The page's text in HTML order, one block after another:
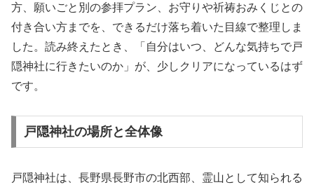
方、願いごと別の参拝プラン、お守りや祈祷おみくじとの
付き合い方までを、できるだけ落ち着いた目線で整理しま
した。読み終えたとき、「自分はいつ、どんな気持ちで戸
隠神社に行きたいのか」が、少しクリアになっているはず
です。
戸隠神社の場所と全体像
戸隠神社は、長野県長野市の北西部、霊山として知られる